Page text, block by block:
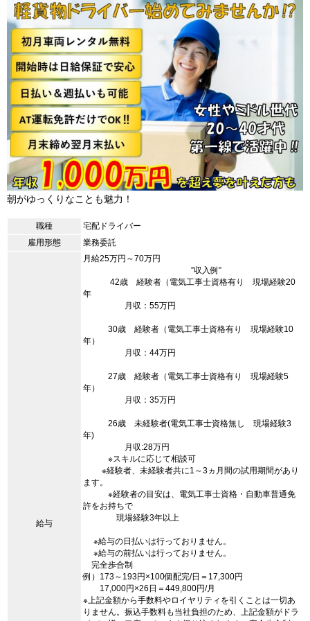
朝がゆっくりなことも魅力！
職種
宅配ドライバー
雇用形態
業務委託
給与
月給25万円～70万円
”収入例”
42歳 経験者（電気工事士資格有り 現場経験20
年
月収：55万円
30歳 経験者（電気工事士資格有り 現場経験10
年）
月収：44万円
27歳 経験者（電気工事士資格有り 現場経験5
年）
月収：35万円
26歳 未経験者(電気工事士資格無し 現場経験3
年)
月収:28万円
※スキルに応じて相談可
※経験者、未経験者共に1～3ヵ月間の試用期間があり
ます。
※経験者の目安は、電気工事士資格・自動車普通免
許をお持ちで
現場経験3年以上
※給与の日払いは行っておりません。
※給与の前払いは行っておりません。
完全歩合制
例）173～193円×100個配完/日＝17,300円
17,000円×26日＝449,800円/月
※上記金額から手数料やロイヤリティを引くことは一切あ
りません。振込手数料も当社負担のため、上記金額がドラ